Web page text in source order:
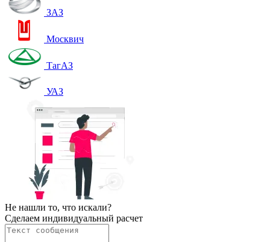
ЗАЗ
Москвич
ТагАЗ
УАЗ
Не нашли то, что искали?
Сделаем индивидуальный расчет